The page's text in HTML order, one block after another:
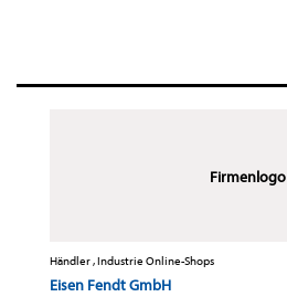
Firmenlogo
Händler , Industrie Online-Shops
Eisen Fendt GmbH